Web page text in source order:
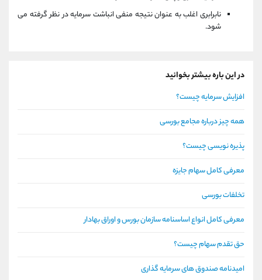
نابرابری اغلب به عنوان نتیجه منفی انباشت سرمایه در نظر گرفته می
شود.
در این باره بیشتر بخوانید
افزایش سرمایه چیست؟
همه چیز درباره مجامع بورسی
پذیره نویسی چیست؟
معرفی کامل سهام جایزه
تخلفات بورسی
معرفی کامل انواع اساسنامه سازمان بورس و اوراق بهادار
حق تقدم سهام چیست؟
امیدنامه صندوق های سرمایه گذاری